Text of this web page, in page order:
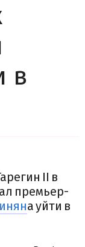
в
II в
премьер-
а уйти в